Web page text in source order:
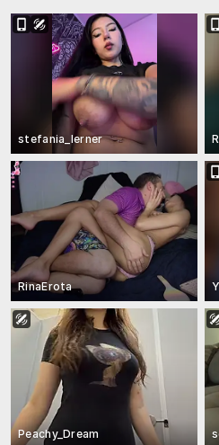
stefania_lerner
RinaErota
Peachy_Dream